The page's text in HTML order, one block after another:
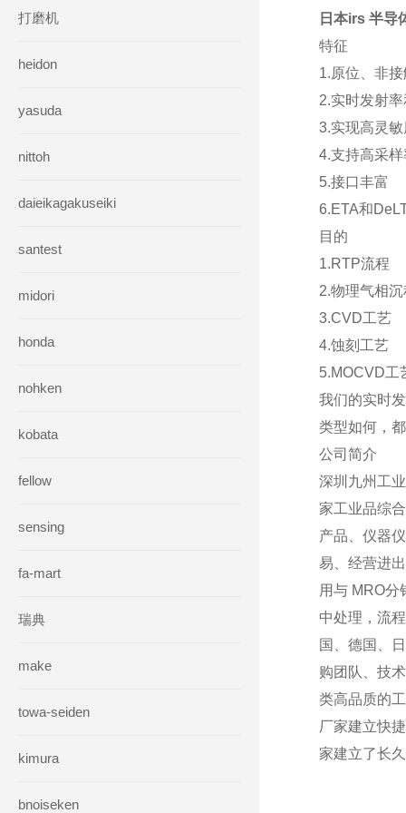
打磨机
heidon
yasuda
nittoh
daieikagakuseiki
santest
midori
honda
nohken
kobata
fellow
sensing
fa-mart
瑞典
make
towa-seiden
kimura
bnoiseken
日本irs 半导
特征
1.原位、非
2.实时发射
3.实现高灵
4.支持高采
5.接口丰富
6.ETA和
目的
1.RTP流程
2.物理气相
3.CVD工艺
4.蚀刻工艺
5.MOCVD工
我们的实时
类型如何，
公司简介
深圳九州工
家工业品综
产品、仪器
易、经营进
用与 MRO分
中处理，流
国、德国、
购团队、技
类高品质的
厂家建立快
家建立了长